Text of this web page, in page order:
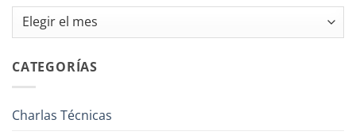
Archivos
CATEGORÍAS
Charlas Técnicas